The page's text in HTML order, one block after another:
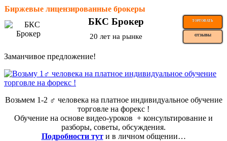
Биржевые лицензированные брокеры
БКС Брокер ТОРГОВАТЬ
20 лет на рынке ОТЗЫВЫ
Заманчивое предложение!
Возьмем 1-2 ‍♂️ человека на платное индивидуальное обучение
торговле на форекс !
Обучение на основе видео-уроков ️ + консультирование и
разборы, советы, обсуждения.
Подробности тут и в личном общении…